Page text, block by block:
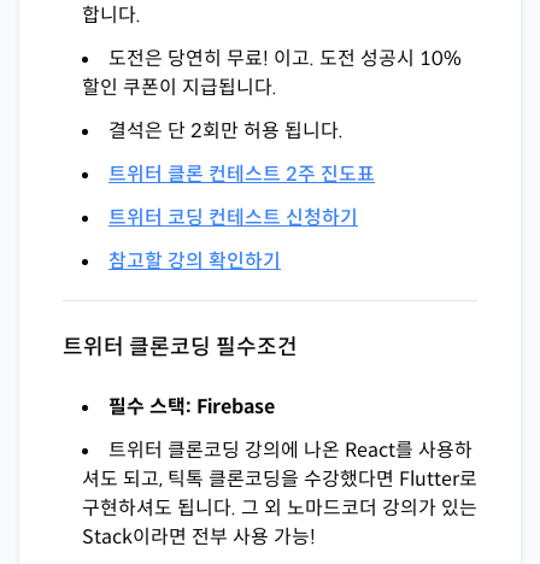
합니다.
도전은 당연히 무료! 이고. 도전 성공시 10%
할인 쿠폰이 지급됩니다.
결석은 단 2회만 허용 됩니다.
트위터 클론 컨테스트 2주 진도표
트위터 코딩 컨테스트 신청하기
참고할 강의 확인하기
트위터 클론코딩 필수조건
필수 스택: Firebase
트위터 클론코딩 강의에 나온 React를 사용하
셔도 되고, 틱톡 클론코딩을 수강했다면 Flutter로
구현하셔도 됩니다. 그 외 노마드코더 강의가 있는
Stack이라면 전부 사용 가능!